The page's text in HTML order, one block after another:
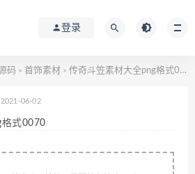
登录
码 > 首饰素材 > 传奇斗笠素材大全png格式0070
2021-06-02
式0070